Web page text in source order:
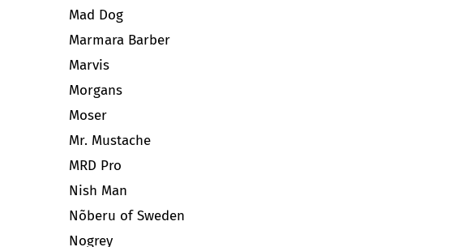
Mad Dog
Marmara Barber
Marvis
Morgans
Moser
Mr. Mustache
MRD Pro
Nish Man
Nõberu of Sweden
Nogrey